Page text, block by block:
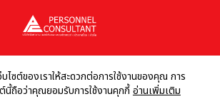
ไซต์ของเราให้สะดวกต่อการใช้งานของคุณ การ
นี้ถือว่าคุณยอมรับการใช้งานคุกกี้ อ่านเพิ่มเติม